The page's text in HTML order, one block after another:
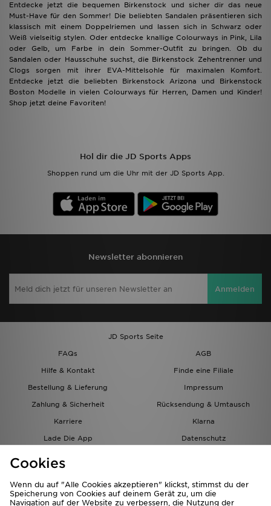
Entdecke jetzt die bequemen Birkenstock und sicher dir das neue
Must-Have für den Sommer! Die beliebten Sandalen präsentieren sich
klassisch mit einem Doppelriemen und lassen sich in Schwarz oder
Weiß vielseitig stylen. Oder entdecke knallige Colourways in Pink, Lila
oder Gelb, um Farbe in dein Sommer-Outfit zu bringen. Ob du
Sandalen oder Hausschuhe suchst, die Birkenstock Zehentrenner und
Clogs sorgen mit ihrer EVA-Mittelsohle für maximalen Komfort.
Entdecke jetzt die beliebten Birkenstock Arizona und Birkenstock
Boston Modelle in vielen Colourways für Herren, Damen und Kinder!
Shop jetzt deine Favoriten!
Hol dir die JD Sports Apps
Shoppen rund um die Uhr mit der JD Sports App.
Newsletter abonnieren
Anmelden
JD Sports Seite
FAQs
AGB
Hilfe & Kontakt
Finde eine Filiale
Bestellung & Lieferung
Impressum
Zahlung & Sicherheit
Rücksendung & Umtausch
Karriere
Klarna
Lade Die App
Datenschutz
Cookies
Wenn du auf "Alle Cookies akzeptieren" klickst, stimmst du der
Speicherung von Cookies auf deinem Gerät zu, um die
Navigation auf der Website zu verbessern, die Nutzung der